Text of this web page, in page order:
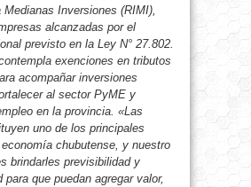
Medianas Inversiones (RIMI),
alcanzadas por el
previsto en la Ley N° 27.802.
exenciones en tributos
acompañar inversiones
al sector PyME y
en la provincia. «Las
uno de los principales
chubutense, y nuestro
brindarles previsibilidad y
para que puedan agregar valor,